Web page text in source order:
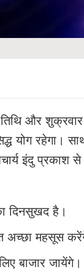
और शुक्रवार
योग रहेगा।
इंदु प्रकाश
दिनसुखद है।
अच्छा महसूस
बाजार जायेंगे।